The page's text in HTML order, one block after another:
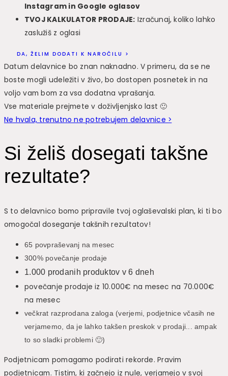
Instagram in Google oglasov
TVOJ KALKULATOR PRODAJE: Izračunaj, koliko lahko
zaslužiš z oglasi
DA, ŽELIM DODATI K NAROČILU >
Datum delavnice bo znan naknadno. V primeru, da se ne
boste mogli udeležiti v živo, bo dostopen posnetek in na
voljo vam bom za vsa dodatna vprašanja.
Vse materiale prejmete v doživljenjsko last 🙂
Ne hvala, trenutno ne potrebujem delavnice >
Si želiš dosegati takšne
rezultate?
S to delavnico bomo pripravile tvoj oglaševalski plan, ki ti bo
omogočal doseganje takšnih rezultatov!
65 povpraševanj na mesec
300% povečanje prodaje
1.000 prodanih produktov v 6 dneh
povečanje prodaje iz 10.000€ na mesec na 70.000€
na mesec
večkrat razprodana zaloga (verjemi, podjetnice včasih ne
verjamemo, da je lahko takšen preskok v prodaji... ampak
to so sladki problemi 🙂)
Podjetnicam pomagamo podirati rekorde. Pravim
podjetnicam. Tistim, ki začnejo iz nule, verjamejo v svoj